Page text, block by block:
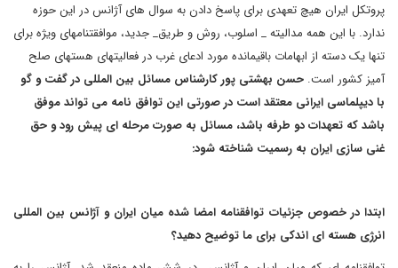
پروتکل ایران هیچ تعهدی برای پاسخ دادن به سوال های آژانس در این حوزه
ندارد. با این همه مدالیته _ اسلوب، روش و طریق_ جدید، موافقتنامه‏ای ویژه برای
تنها یک دسته از ابهامات باقیمانده مورد ادعای غرب در فعالیت‏های هسته‏ای صلح
آمیز کشور است. حسن بهشتی پور کارشناس مسائل بین المللی در گفت و گو
با دیپلماسی ایرانی معتقد است در صورتی این توافق نامه می تواند موفق
باشد که تعهدات دو طرفه باشد، مسائل به صورت مرحله ای پیش رود و حق
غنی سازی ایران به رسمیت شناخته شود:
ابتدا در خصوص جزئیات توافقنامه امضا شده میان ایران و آژانس بین المللی
انرژی هسته ای اندکی برای ما توضیح دهید؟